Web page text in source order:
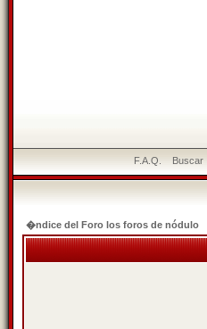
F.A.Q. Buscar
�ndice del Foro los foros de nódulo